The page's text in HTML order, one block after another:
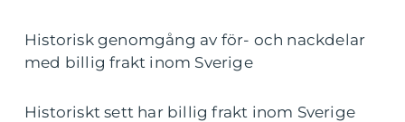
Historisk genomgång av för- och nackdelar
med billig frakt inom Sverige
Historiskt sett har billig frakt inom Sverige